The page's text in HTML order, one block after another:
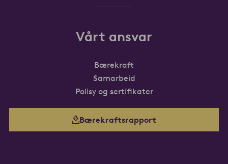
Vårt ansvar
Bærekraft
Samarbeid
Polisy og sertifikater
Bærekraftsrapport